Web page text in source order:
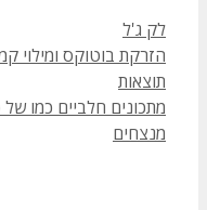
קטגוריות
לק ג'ל
הזרקת בוטוקס ומילוי
תוצאות
מתכונים חלביים כמו
מנצחים